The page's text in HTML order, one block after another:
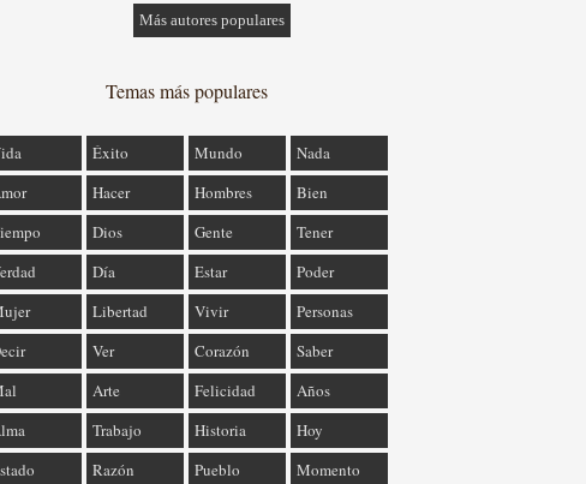
Más autores populares
Temas más populares
Éxito Mundo
Nada
Hacer Hombres
Bien
Dios Gente
Tener
Día Estar
Poder
Libertad Vivir
Personas
Ver Corazón
Saber
Arte Felicidad
Años
Trabajo Historia
Hoy
Razón Pueblo Momento